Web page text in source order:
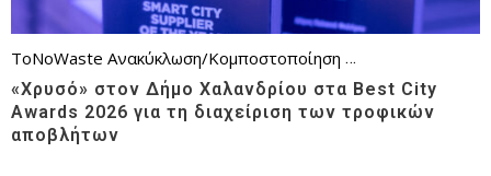
ToNoWaste Ανακύκλωση/Κομποστοποίηση Δελτία Τύπου
«Χρυσό» στον Δήμο Χαλανδρίου στα Best City
Awards 2026 για τη διαχείριση των τροφικών
αποβλήτων